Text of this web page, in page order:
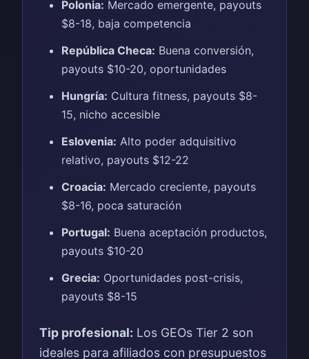
Polonia: Mercado emergente, payouts
$8-18, baja competencia
República Checa: Buena conversión,
payouts $10-20, oportunidades
Hungría: Cultura fitness, payouts $8-
15, nicho accesible
Eslovenia: Alto poder adquisitivo
relativo, payouts $12-22
Croacia: Mercado creciente, payouts
$8-16, poca saturación
Portugal: Buena aceptación productos,
payouts $10-20
Grecia: Oportunidades post-crisis,
payouts $8-15
Tip profesional: Los GEOs Tier 2 son
ideales para afiliados con presupuestos